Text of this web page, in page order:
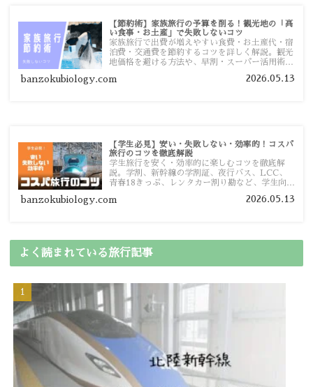
【節約術】家族旅行の予算を削る！観光地の「高
い食事・お土産」で失敗しないコツ
家族旅行で出費が増えやすい食費・お土産代・宿
泊費・交通費を節約するコツを詳しく解説。観光
地価格を避ける方法や、早割・スーパー活用術、
banzokubiology.com 2026.05.13
【学生必見】安い・失敗しない・効率的！コスパ
旅行のコツを徹底解説
学生旅行を安く・効率的に楽しむコツを徹底解
説。学割、新幹線の学割証、夜行バス、LCC、
青春18きっぷ、レンタカー割り勘など、学生向け
banzokubiology.com 2026.05.13
よく読まれている旅行記事